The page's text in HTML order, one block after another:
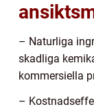
– Naturliga
skadliga
kommersiella
–